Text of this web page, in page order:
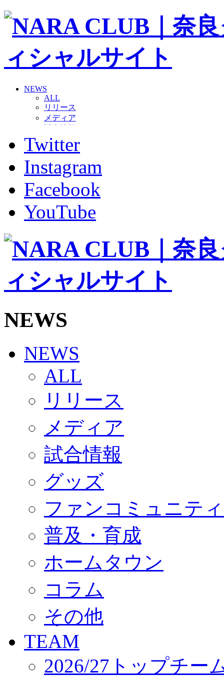
NEWS
ALL
リリース
メディア
グッズ
ファンコミュニティ
ホームタウン
コラム
その他
TEAM
2026/27トップチーム
2026/27トップチームスタッフ
バモス
チアダンススクール
ボランティアチーム「volundeer」
ビクトリーロード
HOMEGAME
観戦ルール＆マナー
Jリーグ運営管理規定
写真・動画使用ガイドライン
SCHEDULE
2026/27
練習見学時のファンサービスについて
TICKET
奈良クラブ明治安田J3リーグ2026/27シーズン試
奈良クラブ明治安田Ｊ3リーグ 2026/27シーズン「
観戦ルール＆マナー
2026/27ファンコミュニティ
サポートショップ
GOODS
オフィシャルストア（実店舗）
オンラインストア
ACADEMY
アカデミーについて
コーチ&スタッフ
ジュニア
ジュニアユース
ユース
練習拠点（ナラディーア）
SCHOOL
CLUB
パートナー募集
クラブ理念
サステナビリティ
Web制作支援
応援プロジェクト
Twitter
Instagram
Facebook
YouTube
NEWS
NEWS
ALL
リリース
メディア
試合情報
グッズ
ファンコミュニティ
普及・育成
ホームタウン
コラム
その他
TEAM
2026/27トップチー